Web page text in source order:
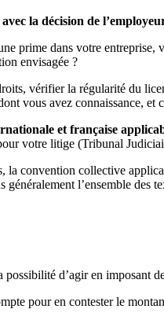
la décision de
prime dans votre
envisagée ?
vérifier la régularité du
vous avez connaissance,
et française
votre litige (Tribunal
convention collective
l’ensemble des
d’agir en imposant
pour en contester le